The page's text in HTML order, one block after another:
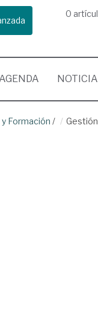
0
Formación /
Gestión